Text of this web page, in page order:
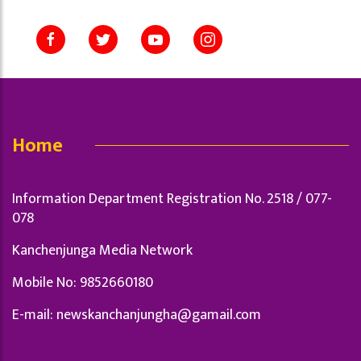
Home
Information Department Registration No. 2518 / 077-
078
Kanchenjunga Media Network
Mobile No: 9852660180
E-mail: newskanchanjungha@gamail.com